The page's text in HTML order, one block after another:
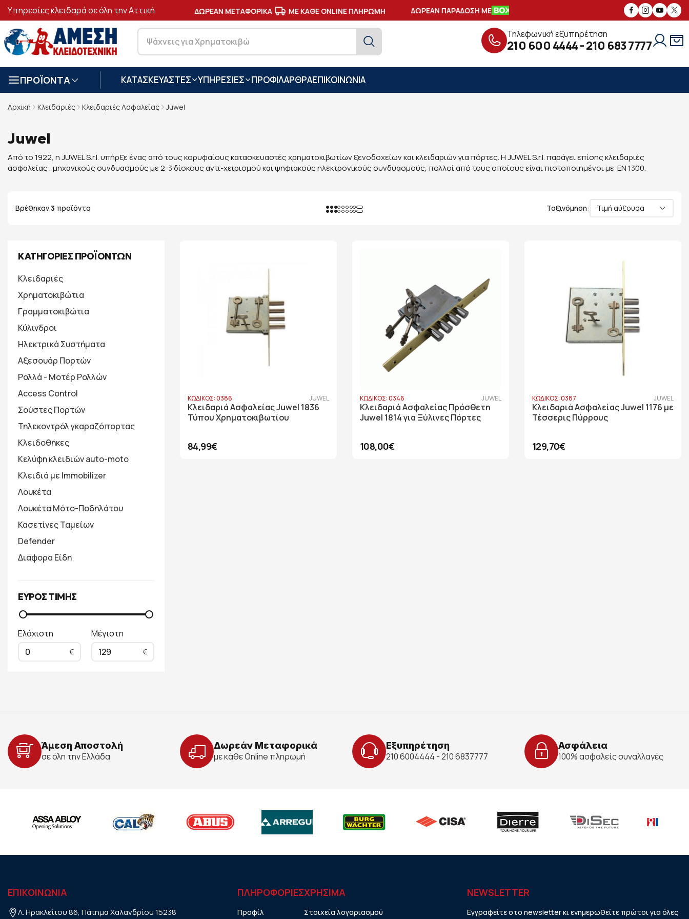
Υπηρεσίες κλειδαρά σε όλη την Αττική
ΑΣΦΑΛΕΙΣ ΣΥΝΑΛΛΑΓΕΣ ΔΩΡΕΑΝ ΜΕΤΑΦΟΡΙΚΑ ΜΕ ΚΑΘΕ ONLINE ΠΛΗΡΩΜΗ ΔΩΡΕΑΝ ΠΑΡΑΔΟΣΗ ΜΕ ΣΥΝΑΛΛΑΓΕΣ
Τηλεφωνική εξυπηρέτηση
210 600 4444-210 683 7777
ΠΡΟΪΟΝΤΑ ΚΑΤΑΣΚΕΥΑΣΤΕΣ ΥΠΗΡΕΣΙΕΣ ΠΡΟΦΙΛΑΡΘΡΑΕΠΙΚΟΙΝΩΝΙΑ
Αρχική Κλειδαριές Κλειδαριές Ασφαλείας Juwel
Juwel
Από το 1922, η JUWEL S.r.l. υπήρξε ένας από τους κορυφαίους κατασκευαστές χρηματοκιβωτίων ξενοδοχείων και κλειδαριών για πόρτες. Η JUWEL S.r.l. παράγει επίσης κλειδαριές
ασφαλείας , μηχανικούς συνδυασμούς με 2-3 δίσκους αντι-χειρισμού και ψηφιακούς ηλεκτρονικούς συνδυασμούς, πολλοί από τους οποίους είναι πιστοποιημένοι με EN 1300.
Βρέθηκαν3 προϊόντα Ταξινόμηση: Τιμή αύξουσα
ΚΑΤΗΓΟΡΙΕΣ ΠΡΟΪΟΝΤΩΝ
Κλειδαριές
Χρηματοκιβώτια
Γραμματοκιβώτια
Κύλινδροι
Ηλεκτρικά Συστήματα
Αξεσουάρ Πορτών
Ρολλά - Μοτέρ Ρολλών
Access Control
Σούστες Πορτών
Τηλεκοντρόλ γκαραζόπορτας
Κλειδοθήκες
Κελύφη κλειδιών auto-moto
Κλειδιά με Immobilizer
Λουκέτα
Λουκέτα Μότο-Ποδηλάτου
Κασετίνες Ταμείων
Defender
Διάφορα Είδη
ΕΥΡΟΣ ΤΙΜΗΣ
Ελάχιστη
0
Μέγιστη
129
ΚΩΔΙΚΟΣ: 0386 JUWEL
Κλειδαριά Ασφαλείας Juwel 1836
Τύπου Χρηματοκιβωτίου
84,99€
ΚΩΔΙΚΟΣ: 0346 JUWEL
Κλειδαριά Ασφαλείας Πρόσθετη
Juwel 1814 για Ξύλινες Πόρτες
108,00€
ΚΩΔΙΚΟΣ: 0387 JUWEL
Κλειδαριά Ασφαλείας Juwel 1176 με
Τέσσερις Πύρρους
129,70€
Άμεση Αποστολή
σε όλη την Ελλάδα
Δωρεάν Μεταφορικά
με κάθε Online πληρωμή
Εξυπηρέτηση
210 6004444 - 210 6837777
Ασφάλεια
100% ασφαλείς συναλλαγές
ΕΠΙΚΟΙΝΩΝΙΑ
Λ. Ηρακλείτου 86, Πάτημα Χαλανδρίου 15238
ΠΛΗΡΟΦΟΡΙΕΣ
Προφίλ
ΧΡHΣΙΜΑ
Στοιχεία λογαριασμού
NEWSLETTER
Εγγραφείτε στο newsletter κι ενημερωθείτε πρώτοι για όλες